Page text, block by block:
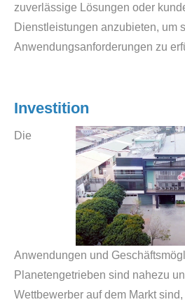
zuverlässige Lösungen oder
Dienstleistungen anzubieten, um
Anwendungsanforderungen zu
Investition
Die
Anwendungen und
Planetengetrieben sind nahezu
Wettbewerber auf dem Markt